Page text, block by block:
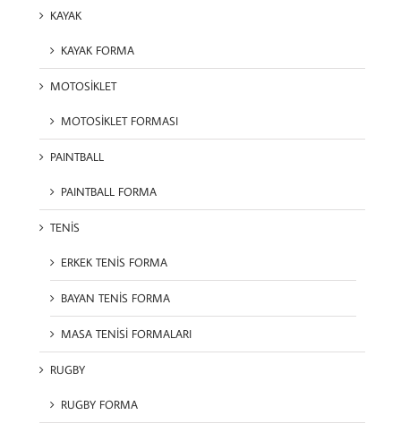
KAYAK
KAYAK FORMA
MOTOSİKLET
MOTOSİKLET FORMASI
PAINTBALL
PAINTBALL FORMA
TENİS
ERKEK TENİS FORMA
BAYAN TENİS FORMA
MASA TENİSİ FORMALARI
RUGBY
RUGBY FORMA